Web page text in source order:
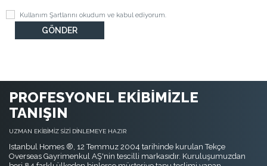
Kullanım Şartlarını okudum ve kabul ediyorum.
PROFESYONEL EKİBİMİZLE
TANIŞIN
UZMAN EKİBİMİZ SİZİ DİNLEMEYE HAZIR
Istanbul Homes ®, 12 Temmuz 2004 tarihinde kurulan Tekçe
Overseas Gayrimenkul AŞ'nin tescilli markasıdır. Kuruluşumuzdan